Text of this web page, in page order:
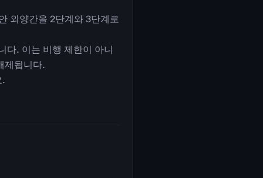
외양간을 2단계와 3단계로
다. 이는 비행 제한이 아니
제됩니다.
.